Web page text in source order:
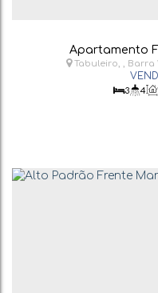
Apartamento
Tabuleiro , Barra
3 4